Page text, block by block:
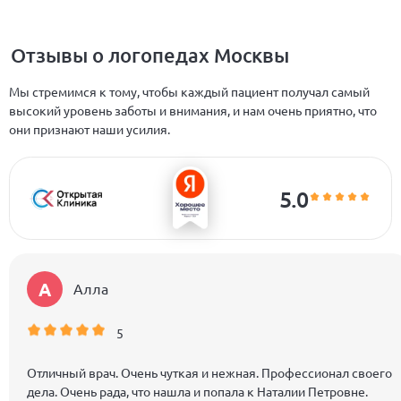
Отзывы о логопедах Москвы
Мы стремимся к тому, чтобы каждый пациент получал самый
высокий уровень заботы и внимания, и нам очень приятно, что
они признают наши усилия.
5.0
А Алла
5
Отличный врач. Очень чуткая и нежная. Профессионал своего
дела. Очень рада, что нашла и попала к Наталии Петровне.